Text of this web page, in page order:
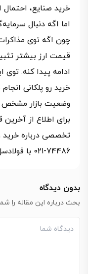
خرید صنایع، احتمال
اما اگه دنبال
چون اگه توی
قیمت ارز بیشتر
ادامه پیدا کنه.
خرید رو پلکانی
وضعیت بازار مشخص
برای اطلاع از
تخصصی درباره خرید
74486-021 با فولادسل مرجع آهن آلات تماس بگیرید.
بدون دیدگاه
بحث درباره این مقاله را